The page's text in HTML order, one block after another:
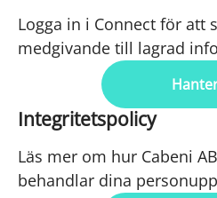
Logga in i Connect för att
medgivande till lagrad
Integritetspolicy
Läs mer om hur Cabeni
behandlar dina